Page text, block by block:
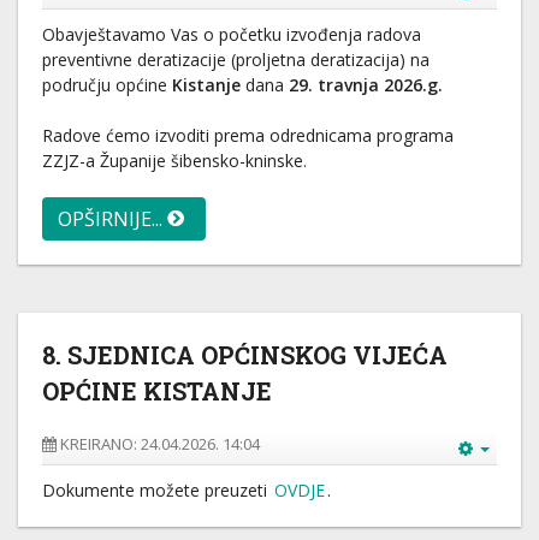
Obavještavamo Vas o početku izvođenja radova
preventivne deratizacije (proljetna deratizacija) na
području općine Kistanje dana 29. travnja 2026.g.
Radove ćemo izvoditi prema odrednicama programa
ZZJZ-a Županije šibensko-kninske.
OPŠIRNIJE...
8. SJEDNICA OPĆINSKOG VIJEĆA
OPĆINE KISTANJE
KREIRANO: 24.04.2026. 14:04
Dokumente možete preuzeti OVDJE.